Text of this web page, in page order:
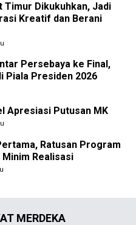
Timur Dikukuhkan, Jadi
Kreatif dan Berani
Persebaya ke Final,
Piala Presiden 2026
Apresiasi Putusan MK
Ratusan Program
Realisasi
MERDEKA